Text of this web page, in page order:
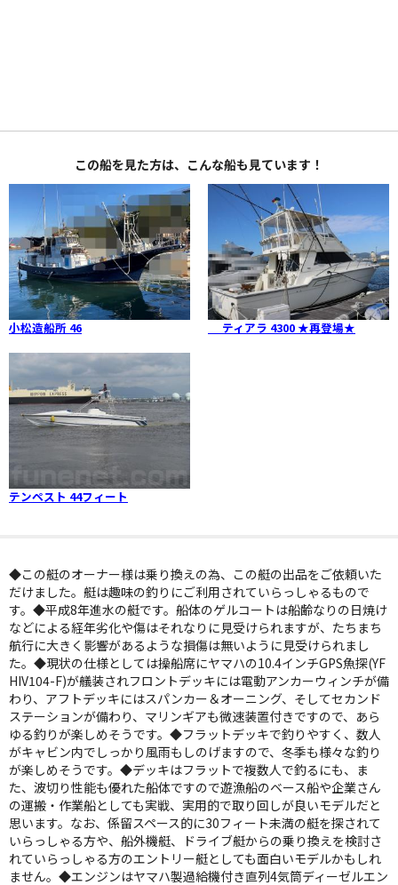
この船を見た方は、こんな船も見ています！
小松造船所 46 ティアラ 4300 ★再登場★
テンペスト 44フィート
◆この艇のオーナー様は乗り換えの為、この艇の出品をご依頼いた
だけました。艇は趣味の釣りにご利用されていらっしゃるもので
す。◆平成8年進水の艇です。船体のゲルコートは船齢なりの日焼け
などによる経年劣化や傷はそれなりに見受けられますが、たちまち
航行に大きく影響があるような損傷は無いように見受けられまし
た。◆現状の仕様としては操船席にヤマハの10.4インチGPS魚探(YF
HIV104-F)が艤装されフロントデッキには電動アンカーウィンチが備
わり、アフトデッキにはスパンカー＆オーニング、そしてセカンド
ステーションが備わり、マリンギアも微速装置付きですので、あら
ゆる釣りが楽しめそうです。◆フラットデッキで釣りやすく、数人
がキャビン内でしっかり風雨もしのげますので、冬季も様々な釣り
が楽しめそうです。◆デッキはフラットで複数人で釣るにも、ま
た、波切り性能も優れた船体ですので遊漁船のベース船や企業さん
の運搬・作業船としても実戦、実用的で取り回しが良いモデルだと
思います。なお、係留スペース的に30フィート未満の艇を探されて
いらっしゃる方や、船外機艇、ドライブ艇からの乗り換えを検討さ
れていらっしゃる方のエントリー艇としても面白いモデルかもしれ
ません。◆エンジンはヤマハ製過給機付き直列4気筒ディーゼルエン